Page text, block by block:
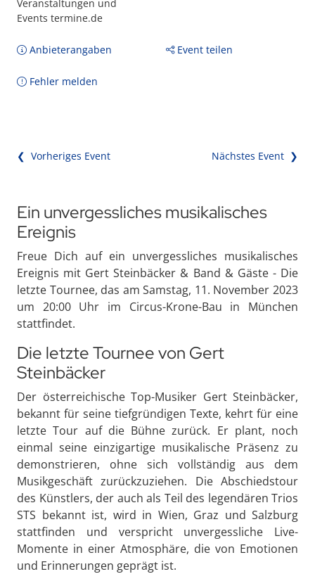
Veranstaltungen und
Events termine.de
Anbieterangaben Event teilen
Fehler melden
❮ Vorheriges Event Nächstes Event ❯
Ein unvergessliches musikalisches
Ereignis
Freue Dich auf ein unvergessliches musikalisches
Ereignis mit Gert Steinbäcker & Band & Gäste - Die
letzte Tournee, das am Samstag, 11. November 2023
um 20:00 Uhr im Circus-Krone-Bau in München
stattfindet.
Die letzte Tournee von Gert
Steinbäcker
Der österreichische Top-Musiker Gert Steinbäcker,
bekannt für seine tiefgründigen Texte, kehrt für eine
letzte Tour auf die Bühne zurück. Er plant, noch
einmal seine einzigartige musikalische Präsenz zu
demonstrieren, ohne sich vollständig aus dem
Musikgeschäft zurückzuziehen. Die Abschiedstour
des Künstlers, der auch als Teil des legendären Trios
STS bekannt ist, wird in Wien, Graz und Salzburg
stattfinden und verspricht unvergessliche Live-
Momente in einer Atmosphäre, die von Emotionen
und Erinnerungen geprägt ist.